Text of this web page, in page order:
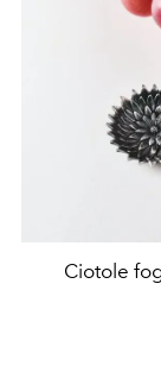
Ciotole